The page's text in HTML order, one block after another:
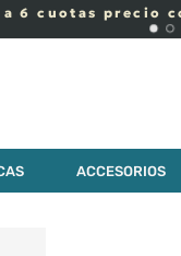
a 6 cuotas precio
ACCESORIOS